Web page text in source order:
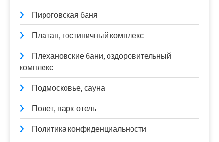
Пироговская баня
Платан, гостиничный комплекс
Плехановские бани, оздоровительный
комплекс
Подмосковье, сауна
Полет, парк-отель
Политика конфиденциальности